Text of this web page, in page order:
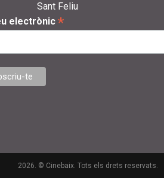
Sant Feliu
electrònic *
2026. © Cinebaix. Tots els drets reservats.